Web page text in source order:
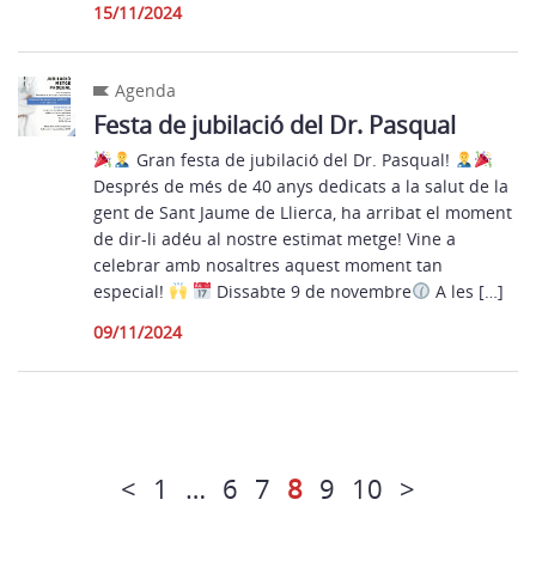
15/11/2024
Agenda
Festa de jubilació del Dr. Pasqual
Gran festa de jubilació del Dr. Pasqual!
Després de més de 40 anys dedicats a la salut de la
gent de Sant Jaume de Llierca, ha arribat el moment
de dir-li adéu al nostre estimat metge! Vine a
celebrar amb nosaltres aquest moment tan
especial!
Dissabte 9 de novembre
A les […]
09/11/2024
< 1 … 6 7 8 9 10 >